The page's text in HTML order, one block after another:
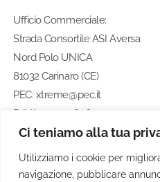
Ci teniamo alla tua
Utilizziamo i cookie per
navigazione, pubblicare
Ufficio Commerciale:
Strada Consortile ASI Aversa
Nord Polo UNICA
81032 Carinaro (CE)
PEC: xtreme@pec.it
P. IVA: 07274580633
Numero di telefono:
0812462211